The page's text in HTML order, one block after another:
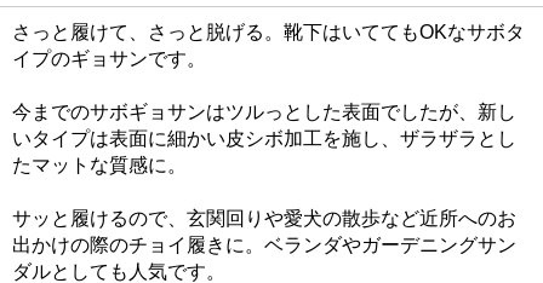
さっと履けて、さっと脱げる。靴下はいててもOKなサボタ
イプのギョサンです。
今までのサボギョサンはツルっとした表面でしたが、新し
いタイプは表面に細かい皮シボ加工を施し、ザラザラとし
たマットな質感に。
サッと履けるので、玄関回りや愛犬の散歩など近所へのお
出かけの際のチョイ履きに。ベランダやガーデニングサン
ダルとしても人気です。